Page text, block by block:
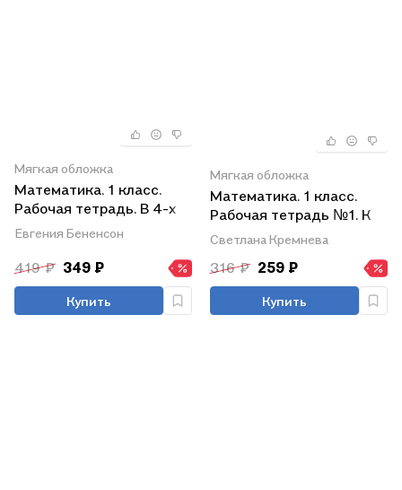
Мягкая обложка
Математика. 1 класс.
Рабочая тетрадь. В 4-х
частях. Тетрадь №2
Евгения Бененсон
419 ₽ 349 ₽
Купить
Мягкая обложка
Математика. 1 класс.
Рабочая тетрадь №1. К
учебнику М.И. Моро, С.И.
Волковой, С.В.
Степановой
"Математика. 1 класс. В
2-х частях. Часть 1"
Светлана Кремнева
316 ₽ 259 ₽
Купить